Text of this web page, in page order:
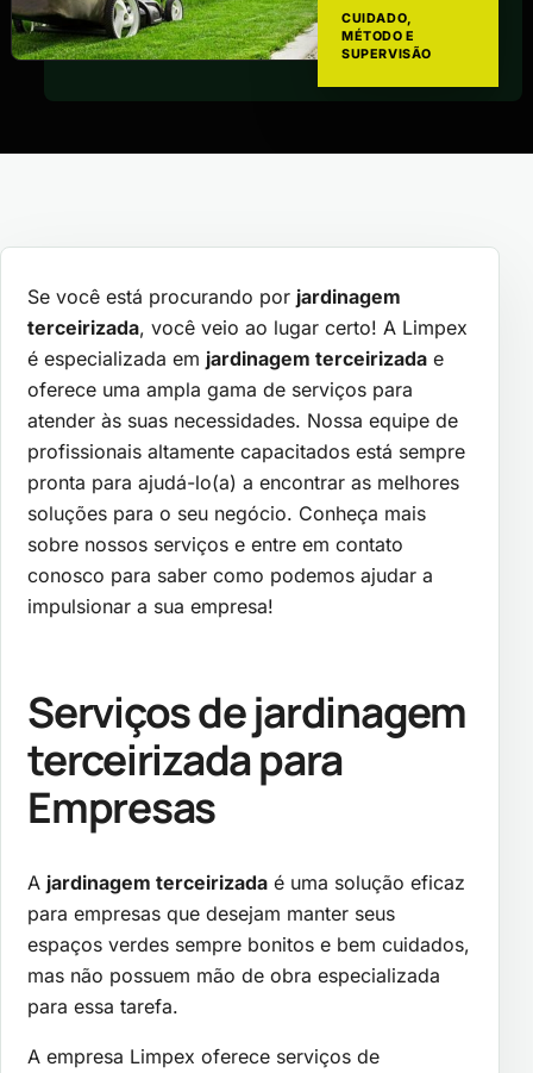
CUIDADO,
MÉTODO E
SUPERVISÃO
Se você está procurando por jardinagem
terceirizada, você veio ao lugar certo! A Limpex
é especializada em jardinagem terceirizada e
oferece uma ampla gama de serviços para
atender às suas necessidades. Nossa equipe de
profissionais altamente capacitados está sempre
pronta para ajudá-lo(a) a encontrar as melhores
soluções para o seu negócio. Conheça mais
sobre nossos serviços e entre em contato
conosco para saber como podemos ajudar a
impulsionar a sua empresa!
Serviços dejardinagem
terceirizadapara
Empresas
A jardinagem terceirizada é uma solução eficaz
para empresas que desejam manter seus
espaços verdes sempre bonitos e bem cuidados,
mas não possuem mão de obra especializada
para essa tarefa.
A empresa Limpex oferece serviços de